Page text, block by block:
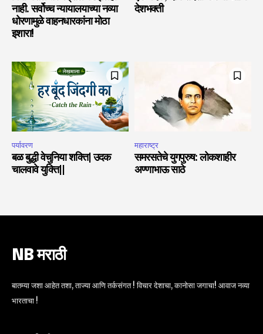
नाही. सर्वोच्च न्यायालयाच्या नव्या
धोरणामुळे वाहनधारकांना मोठा
इशारा!
देशभक्ती
पर्यावरण
बळ बुद्धी वेचुनिया शक्ति| उदक
चालवावे युक्ति||
महाराष्ट्र
समरसतेचे युगपुरुष: लोकशाहीर
अण्णाभाऊ साठे
NB मराठी
बातम्या जशा आहेत तशा, ताज्या आणि तर्कसंगत ! विचार देशाचा, कानोसा जगाचा! आवाज नव्या
भारताचा !